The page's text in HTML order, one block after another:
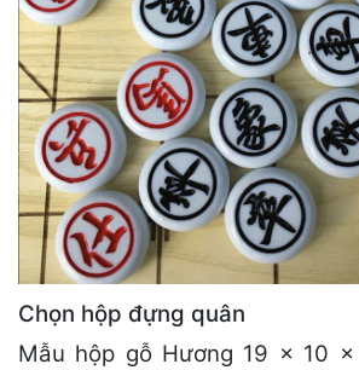
Chọn hộp đựng quân
Mẫu hộp gỗ Hương 19 × 10